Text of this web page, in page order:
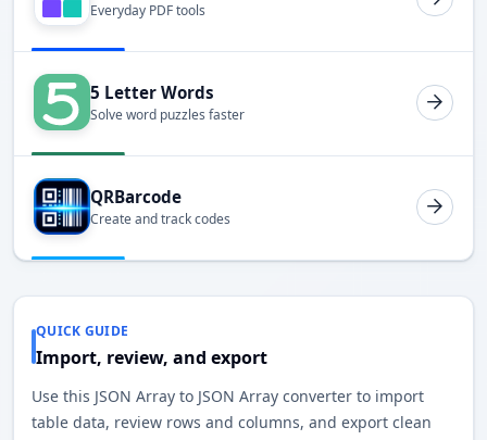
Everyday PDF tools
5 Letter Words
Solve word puzzles faster
QRBarcode
Create and track codes
QUICK GUIDE
Import, review, and export
Use this JSON Array to JSON Array converter to import
table data, review rows and columns, and export clean